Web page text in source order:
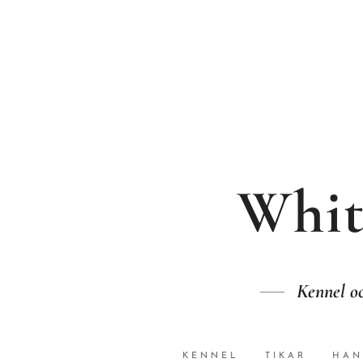
Kennel
KENNEL TIKAR